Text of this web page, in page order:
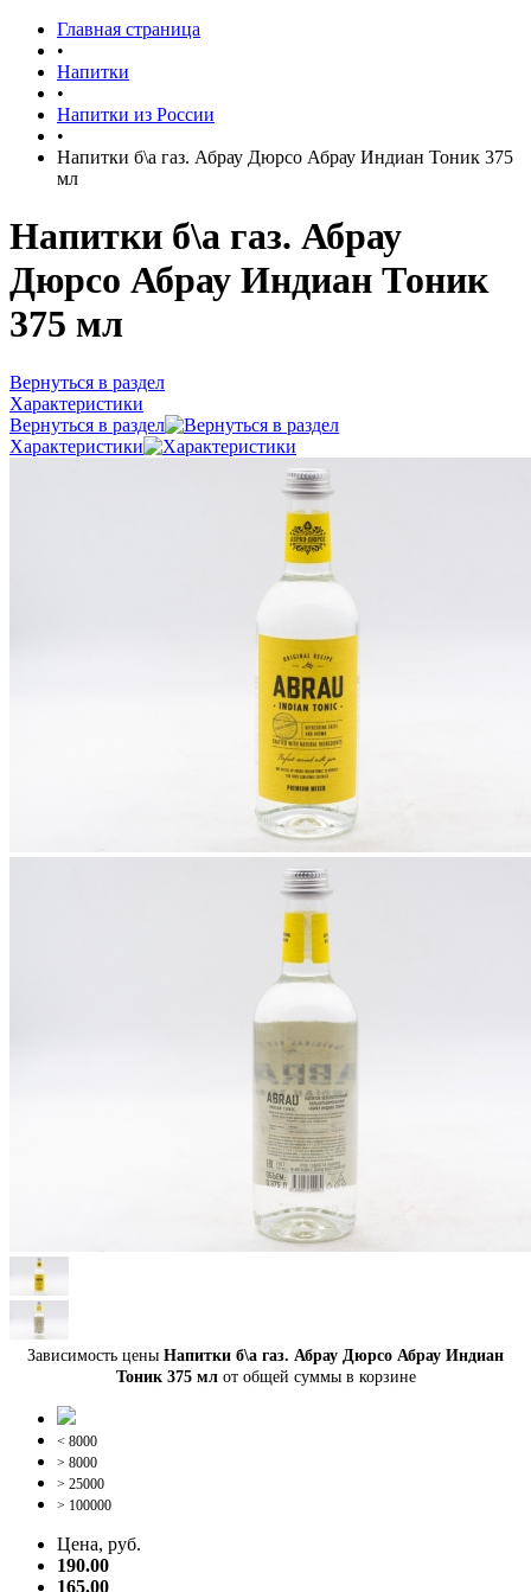
Главная страница
•
Напитки
•
Напитки из России
•
Напитки б\а газ. Абрау Дюрсо Абрау Индиан Тоник 375
мл
Напитки б\а газ. Абрау
Дюрсо Абрау Индиан Тоник
375 мл
Вернуться в раздел
Характеристики
Вернуться в раздел
Характеристики
Зависимость цены Напитки б\а газ. Абрау Дюрсо Абрау Индиан
Тоник 375 млот общей суммы в корзине
< 8000
> 8000
> 25000
> 100000
Цена, руб.
190.00
165.00